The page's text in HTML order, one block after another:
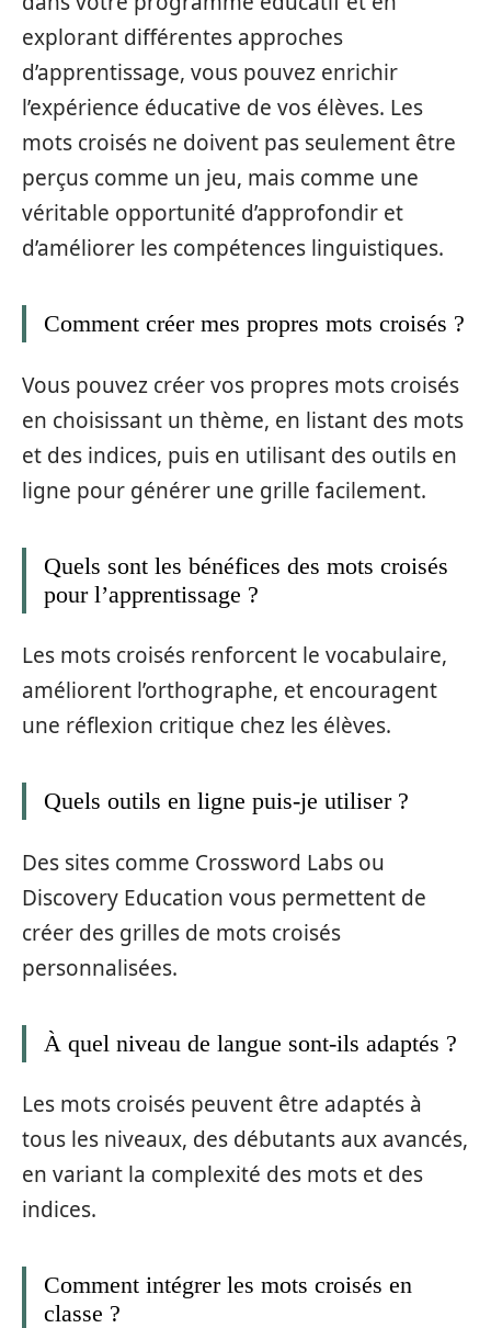
explorant différentes approches
d’apprentissage, vous pouvez enrichir
l’expérience éducative de vos élèves. Les
mots croisés ne doivent pas seulement être
perçus comme un jeu, mais comme une
véritable opportunité d’approfondir et
d’améliorer les compétences linguistiques.
Comment créer mes propres mots croisés ?
Vous pouvez créer vos propres mots croisés
en choisissant un thème, en listant des mots
et des indices, puis en utilisant des outils en
ligne pour générer une grille facilement.
Quels sont les bénéfices des mots croisés
pour l’apprentissage ?
Les mots croisés renforcent le vocabulaire,
améliorent l’orthographe, et encouragent
une réflexion critique chez les élèves.
Quels outils en ligne puis-je utiliser ?
Des sites comme Crossword Labs ou
Discovery Education vous permettent de
créer des grilles de mots croisés
personnalisées.
À quel niveau de langue sont-ils adaptés ?
Les mots croisés peuvent être adaptés à
tous les niveaux, des débutants aux avancés,
en variant la complexité des mots et des
indices.
Comment intégrer les mots croisés en
classe ?